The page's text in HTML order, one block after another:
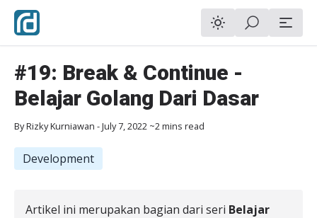
#19: Break & Continue -
Belajar Golang Dari Dasar
ByRizky Kurniawan -July 7, 2022 ~2 mins read
Development
Artikel ini merupakan bagian dari seri Belajar